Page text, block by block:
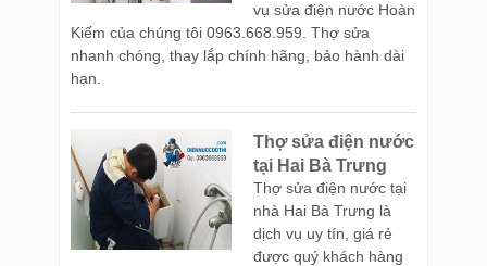
vụ sửa điện nước Hoàn
Kiếm của chúng tôi 0963.668.959. Thợ sửa
nhanh chóng, thay lắp chính hãng, bảo hành dài
hạn.
Thợ sửa điện nước
tại Hai Bà Trưng
Thợ sửa điện nước tại
nhà Hai Bà Trưng là
dịch vụ uy tín, giá rẻ
được quý khách hàng